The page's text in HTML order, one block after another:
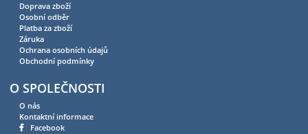
Doprava zboží
Osobní odběr
Platba za zboží
Záruka
Ochrana osobních údajů
Obchodní podmínky
O SPOLEČNOSTI
O nás
Kontaktní informace
Facebook